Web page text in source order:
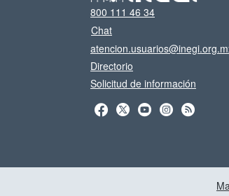
800 111 46 34
Chat
Directorio
Solicitud de información